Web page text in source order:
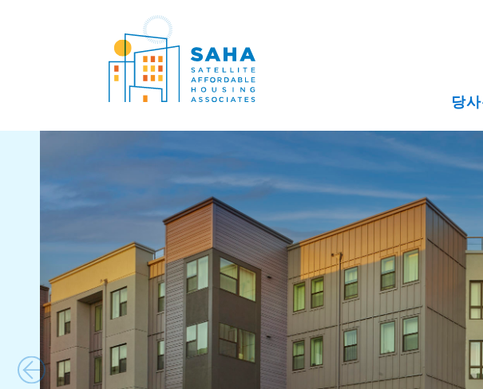
콘텐츠로 바로가기
당